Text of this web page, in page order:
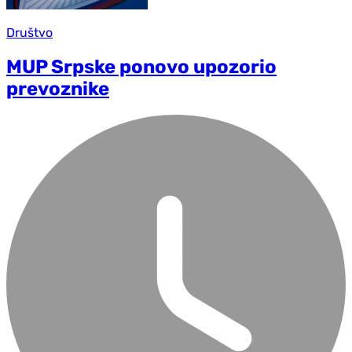
Društvo
MUP Srpske ponovo upozorio
prevoznike